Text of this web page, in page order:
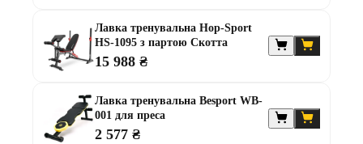
Грифи олімпійські
Тренувальні лавки
Стійки для грифів та дисків
Стійки для жиму лежачи
Штанги з гантелями та лавками
Диски та набори
Гантелі
Лавка тренувальна Hop-Sport
HS-1095 з партою Скотта
15 988 ₴
Лавка тренувальна Besport WB-
001 для преса
2 577 ₴